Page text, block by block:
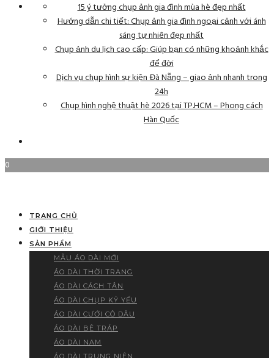
15 ý tưởng chụp ảnh gia đình mùa hè đẹp nhất
Hướng dẫn chi tiết: Chụp ảnh gia đình ngoại cảnh với ánh
sáng tự nhiên đẹp nhất
Chụp ảnh du lịch cao cấp: Giúp bạn có những khoảnh khắc
để đời
Dịch vụ chụp hình sự kiện Đà Nẵng – giao ảnh nhanh trong
24h
Chụp hình nghệ thuật hè 2026 tại TP.HCM – Phong cách
Hàn Quốc
0
TRANG CHỦ
GIỚI THIỆU
SẢN PHẨM
MẪU ÁO DÀI MỚI
ÁO DÀI THỜI TRANG
ÁO DÀI CÁCH TÂN
ÁO DÀI CHỤP KỶ YẾU
ÁO DÀI CƯỚI CÔ DÂU
ÁO DÀI BÊ TRÁP
ÁO DÀI NAM
ÁO DÀI TRUNG NIÊN